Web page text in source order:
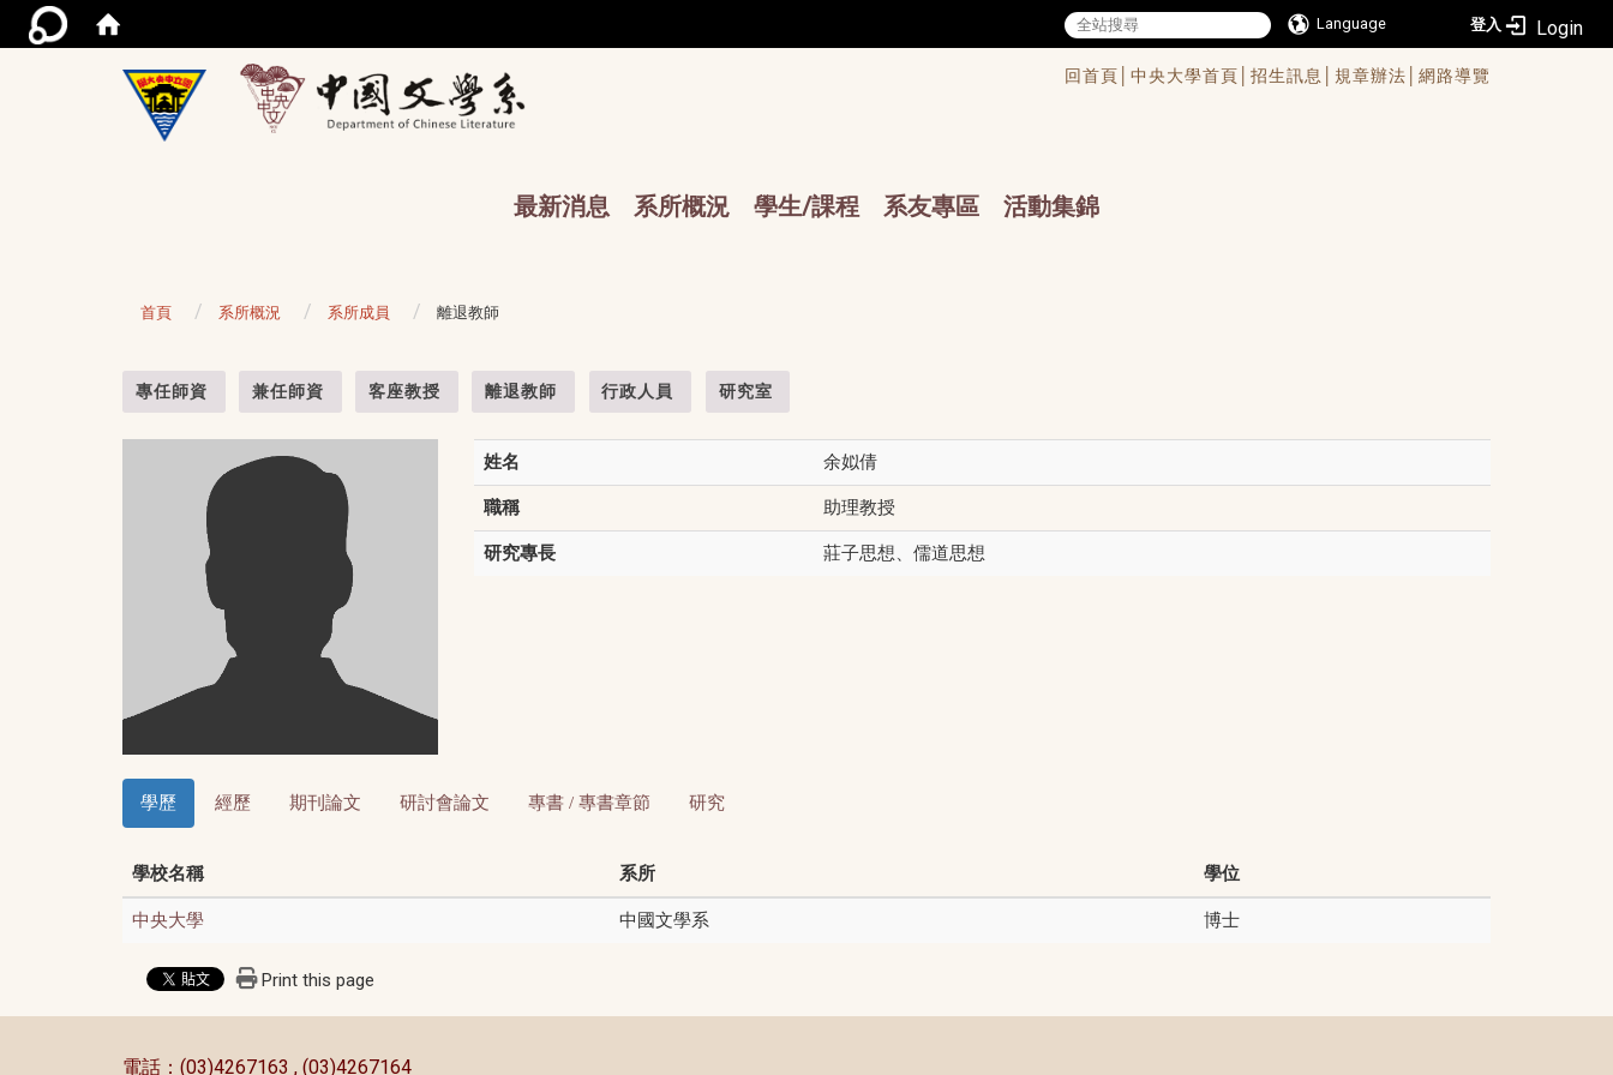
Language 登入
回首頁│ 中央大學首頁│ 招生訊息│ 規章辦法│ 網路導覽
最新消息 系所概況 學生/課程 系友專區 活動集錦
首頁 系所概況 系所成員 離退教師
專任師資 兼任師資 客座教授 離退教師 行政人員 研究室
姓名 余姒倩
職稱 助理教授
研究專長 莊子思想、儒道思想
學歷 經歷 期刊論文 研討會論文 專書 / 專書章節 研究
學校名稱 系所 學位
中央大學 中國文學系 博士
Print this page
電話：(03)4267163 , (03)4267164